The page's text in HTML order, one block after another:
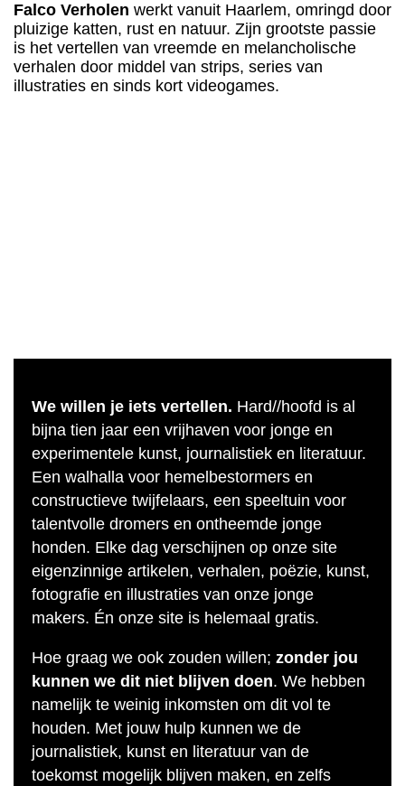
Falco Verholen werkt vanuit Haarlem, omringd door
pluizige katten, rust en natuur. Zijn grootste passie
is het vertellen van vreemde en melancholische
verhalen door middel van strips, series van
illustraties en sinds kort videogames.
We willen je iets vertellen. Hard//hoofd is al
bijna tien jaar een vrijhaven voor jonge en
experimentele kunst, journalistiek en literatuur.
Een walhalla voor hemelbestormers en
constructieve twijfelaars, een speeltuin voor
talentvolle dromers en ontheemde jonge
honden. Elke dag verschijnen op onze site
eigenzinnige artikelen, verhalen, poëzie, kunst,
fotografie en illustraties van onze jonge
makers. Én onze site is helemaal gratis.
Hoe graag we ook zouden willen; zonder jou
kunnen we dit niet blijven doen. We hebben
namelijk te weinig inkomsten om dit vol te
houden. Met jouw hulp kunnen we de
journalistiek, kunst en literatuur van de
toekomst mogelijk blijven maken, en zelfs